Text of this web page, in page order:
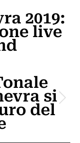
2019:
live
si
del